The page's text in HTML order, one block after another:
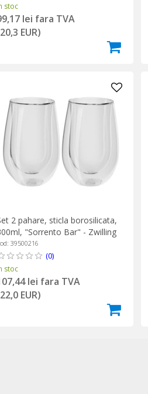
stoc
lei fara TVA
EUR)
2 pahare, sticla borosilicata,
"Sorrento Bar" - Zwilling
39500216
(0)
stoc
lei fara TVA
EUR)